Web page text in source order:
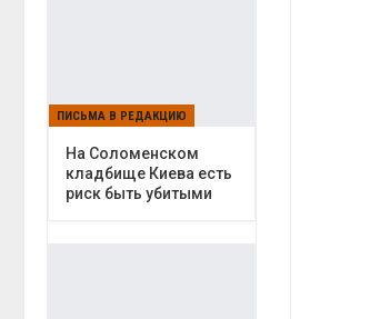
ПИСЬМА В РЕДАКЦИЮ
На Соломенском
кладбище Киева есть
риск быть убитыми